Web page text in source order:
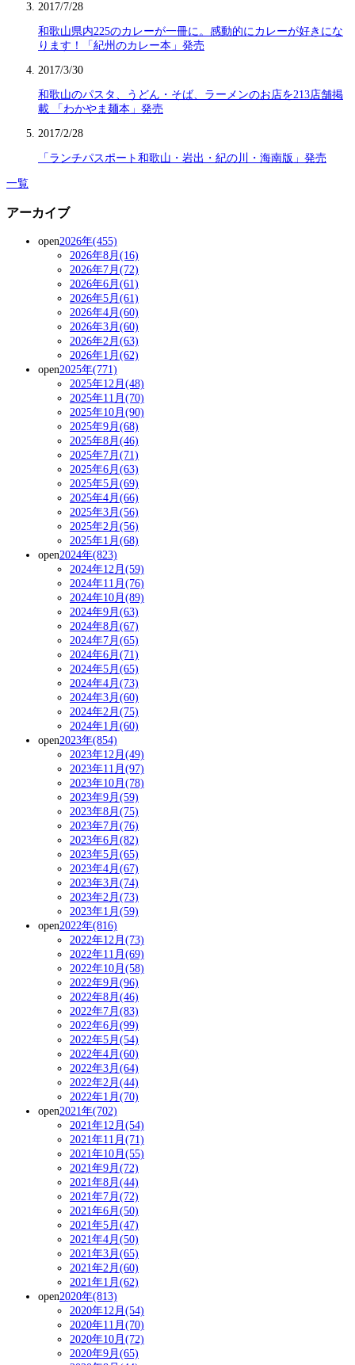
2017/7/28
和歌山県内225のカレーが一冊に。感動的にカレーが好きにな
ります！「紀州のカレー本」発売
2017/3/30
和歌山のパスタ、うどん・そば、ラーメンのお店を213店舗掲
載 「わかやま麺本」発売
2017/2/28
「ランチパスポート和歌山・岩出・紀の川・海南版」発売
一覧
アーカイブ
open2026年(455)
2026年8月(16)
2026年7月(72)
2026年6月(61)
2026年5月(61)
2026年4月(60)
2026年3月(60)
2026年2月(63)
2026年1月(62)
open2025年(771)
2025年12月(48)
2025年11月(70)
2025年10月(90)
2025年9月(68)
2025年8月(46)
2025年7月(71)
2025年6月(63)
2025年5月(69)
2025年4月(66)
2025年3月(56)
2025年2月(56)
2025年1月(68)
open2024年(823)
2024年12月(59)
2024年11月(76)
2024年10月(89)
2024年9月(63)
2024年8月(67)
2024年7月(65)
2024年6月(71)
2024年5月(65)
2024年4月(73)
2024年3月(60)
2024年2月(75)
2024年1月(60)
open2023年(854)
2023年12月(49)
2023年11月(97)
2023年10月(78)
2023年9月(59)
2023年8月(75)
2023年7月(76)
2023年6月(82)
2023年5月(65)
2023年4月(67)
2023年3月(74)
2023年2月(73)
2023年1月(59)
open2022年(816)
2022年12月(73)
2022年11月(69)
2022年10月(58)
2022年9月(96)
2022年8月(46)
2022年7月(83)
2022年6月(99)
2022年5月(54)
2022年4月(60)
2022年3月(64)
2022年2月(44)
2022年1月(70)
open2021年(702)
2021年12月(54)
2021年11月(71)
2021年10月(55)
2021年9月(72)
2021年8月(44)
2021年7月(72)
2021年6月(50)
2021年5月(47)
2021年4月(50)
2021年3月(65)
2021年2月(60)
2021年1月(62)
open2020年(813)
2020年12月(54)
2020年11月(70)
2020年10月(72)
2020年9月(65)